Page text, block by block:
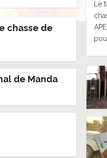
chasse de
de Manda